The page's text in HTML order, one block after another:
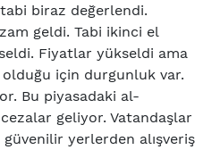
biraz değerlendi.
geldi. Tabi ikinci el
Fiyatlar yükseldi ama
olduğu için durgunluk var.
Bu piyasadaki al-
geliyor. Vatandaşlar
yerlerden alışveriş